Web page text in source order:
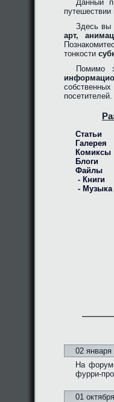
Данный
Здесь вы
арт,
тонкости
Помимо
посетителей.
Статьи
Галерея
Комиксы
Блоги
Файлы
- Книги
- Музыка
02
На
фурри-
01